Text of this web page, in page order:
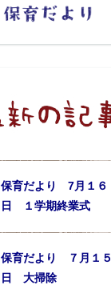
保育だより 7月１６
日 １学期終業式
保育だより ７月１５
日 大掃除